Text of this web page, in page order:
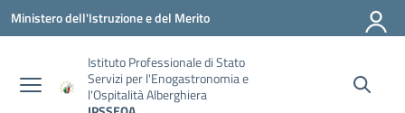
Vai ai contenuti
Vai al menu di navigazione
Vai al footer
Ministero dell'Istruzione e del Merito
Istituto Professionale di Stato
Servizi per l'Enogastronomia e
l'Ospitalità Alberghiera